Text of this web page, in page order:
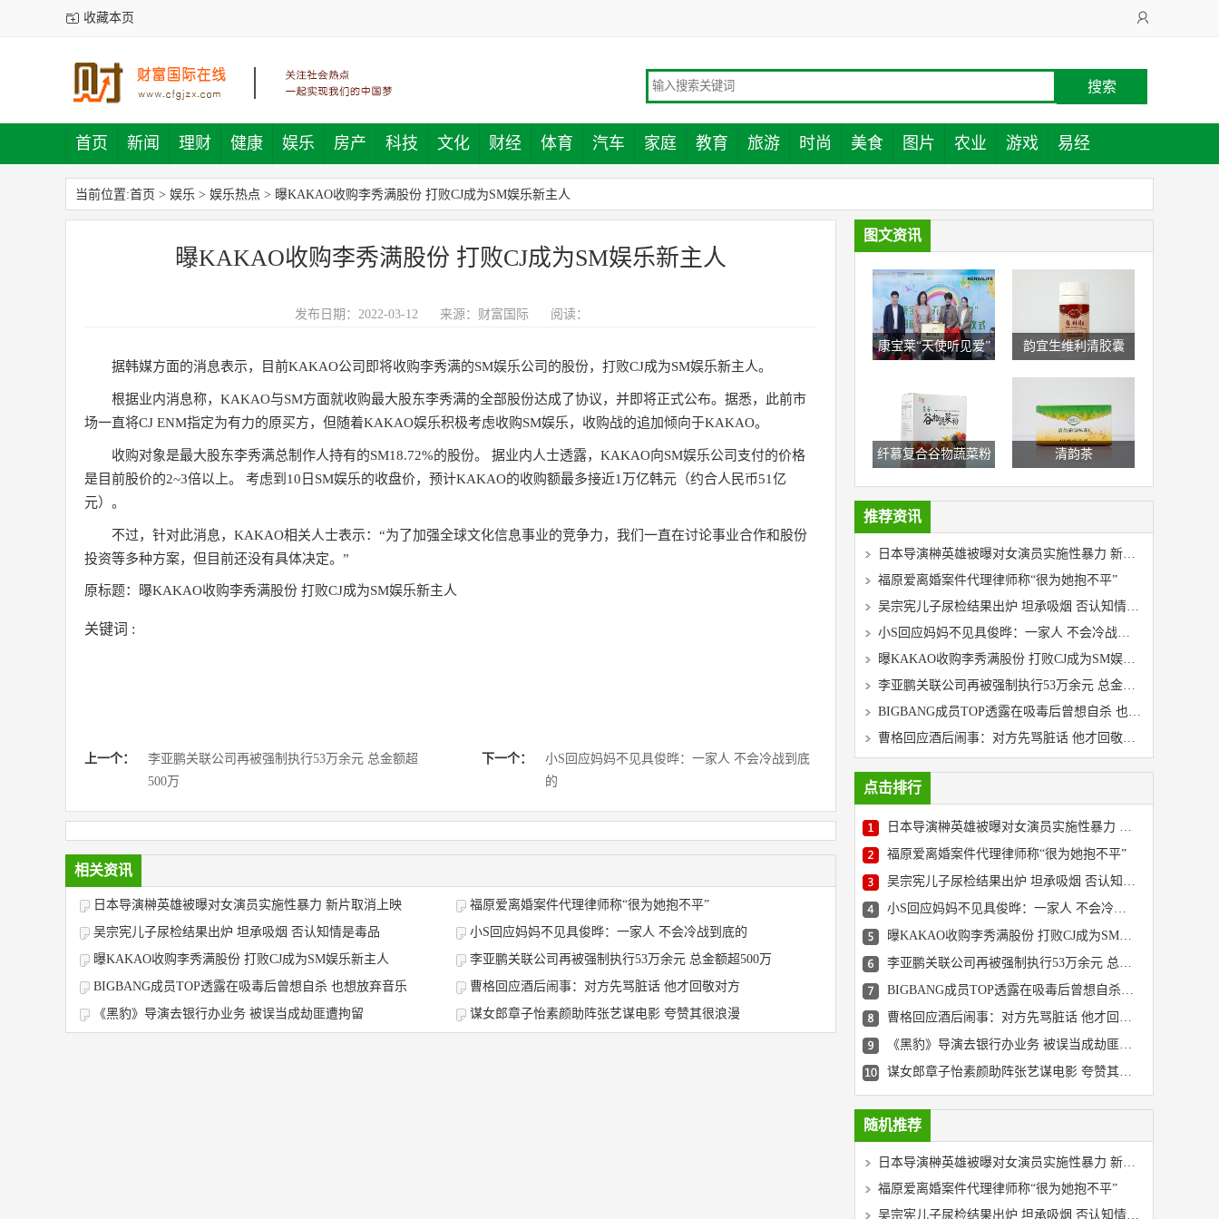
收藏本页
首页 新闻 理财 健康 娱乐 房产 科技 文化 财经 体育 汽车 家庭 教育 旅游 时尚 美食 图片 农业 游戏 易经
当前位置:首页 > 娱乐 > 娱乐热点 > 曝KAKAO收购李秀满股份 打败CJ成为SM娱乐新主人
曝KAKAO收购李秀满股份 打败CJ成为SM娱乐新主人
发布日期：2022-03-12 来源： 财富国际 阅读：
据韩媒方面的消息表示，目前KAKAO公司即将收购李秀满的SM娱乐公司的股份，打败CJ成为SM娱乐新主人。
根据业内消息称，KAKAO与SM方面就收购最大股东李秀满的全部股份达成了协议，并即将正式公布。据悉，此前市
场一直将CJ ENM指定为有力的原买方，但随着KAKAO娱乐积极考虑收购SM娱乐，收购战的追加倾向于KAKAO。
收购对象是最大股东李秀满总制作人持有的SM18.72%的股份。 据业内人士透露，KAKAO向SM娱乐公司支付的价格
是目前股价的2~3倍以上。 考虑到10日SM娱乐的收盘价，预计KAKAO的收购额最多接近1万亿韩元（约合人民币51亿
元）。
不过，针对此消息，KAKAO相关人士表示：“为了加强全球文化信息事业的竞争力，我们一直在讨论事业合作和股份
投资等多种方案，但目前还没有具体决定。”
原标题：曝KAKAO收购李秀满股份 打败CJ成为SM娱乐新主人
关键词 :
上一个：
李亚鹏关联公司再被强制执行53万余元 总金额超
500万
下一个：
小S回应妈妈不见具俊晔：一家人 不会冷战到底
的
相关资讯
日本导演榊英雄被曝对女演员实施性暴力 新片取消上映
福原爱离婚案件代理律师称“很为她抱不平”
吴宗宪儿子尿检结果出炉 坦承吸烟 否认知情是毒品
小S回应妈妈不见具俊晔：一家人 不会冷战到底的
曝KAKAO收购李秀满股份 打败CJ成为SM娱乐新主人
李亚鹏关联公司再被强制执行53万余元 总金额超500万
BIGBANG成员TOP透露在吸毒后曾想自杀 也想放弃音乐
曹格回应酒后闹事：对方先骂脏话 他才回敬对方
《黑豹》导演去银行办业务 被误当成劫匪遭拘留
谋女郎章子怡素颜助阵张艺谋电影 夸赞其很浪漫
图文资讯
康宝莱“天使听见爱”
复阅读馆落户杭州
韵宜生维利清胶囊
纤慕复合谷物蔬菜粉 清韵茶
推荐资讯
日本导演榊英雄被曝对女演员实施性暴力 新片取消上映
福原爱离婚案件代理律师称“很为她抱不平”
吴宗宪儿子尿检结果出炉 坦承吸烟 否认知情是毒品
小S回应妈妈不见具俊晔：一家人 不会冷战到底的
曝KAKAO收购李秀满股份 打败CJ成为SM娱乐新主人
李亚鹏关联公司再被强制执行53万余元 总金额超500万
BIGBANG成员TOP透露在吸毒后曾想自杀 也想放弃音乐
曹格回应酒后闹事：对方先骂脏话 他才回敬对方
点击排行
日本导演榊英雄被曝对女演员实施性暴力 新片取消上映
福原爱离婚案件代理律师称“很为她抱不平”
吴宗宪儿子尿检结果出炉 坦承吸烟 否认知情是毒品
小S回应妈妈不见具俊晔：一家人 不会冷战到底的
曝KAKAO收购李秀满股份 打败CJ成为SM娱乐新主人
李亚鹏关联公司再被强制执行53万余元 总金额超500万
BIGBANG成员TOP透露在吸毒后曾想自杀 也想放弃音乐
曹格回应酒后闹事：对方先骂脏话 他才回敬对方
《黑豹》导演去银行办业务 被误当成劫匪遭拘留
谋女郎章子怡素颜助阵张艺谋电影 夸赞其很浪漫
随机推荐
日本导演榊英雄被曝对女演员实施性暴力 新片取消上映
福原爱离婚案件代理律师称“很为她抱不平”
吴宗宪儿子尿检结果出炉 坦承吸烟 否认知情是毒品